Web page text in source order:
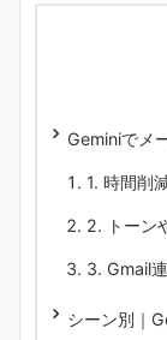
Geminiでメ
1. 時間削
2. トーン
3. Gmail
シーン別｜